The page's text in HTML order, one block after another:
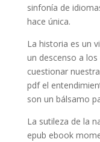
sinfonía de
hace única.
La historia es un
un descenso a
cuestionar
pdf el
son un bálsamo
La sutileza de la
epub ebook